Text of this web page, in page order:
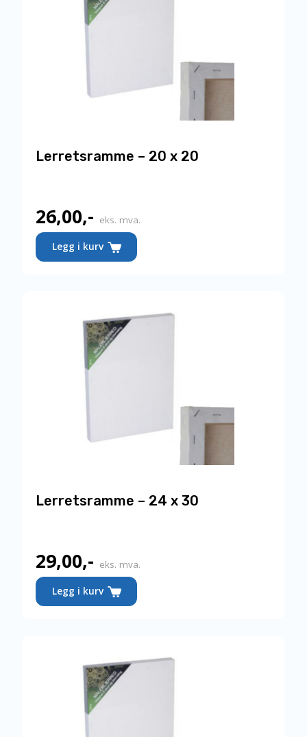
Lerretsramme – 20 x 20
26,00,- eks. mva.
Legg i kurv
Lerretsramme – 24 x 30
29,00,- eks. mva.
Legg i kurv